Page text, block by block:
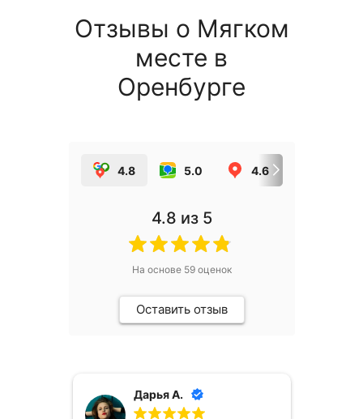
Отзывы о Мягком
месте в
Оренбурге
4.8 5.0 4.6
4.8 из 5
На основе 59оценок
Оставить отзыв
Дарья А.